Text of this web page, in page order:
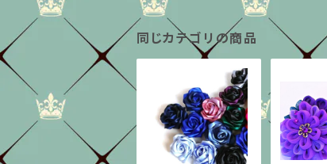
同じカテゴリの商品